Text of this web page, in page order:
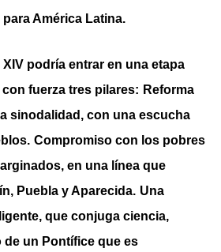
América Latina.
podría entrar en una etapa
fuerza tres pilares: Reforma
sinodalidad, con una escucha
Compromiso con los pobres
en una línea que
Puebla y Aparecida. Una
que conjuga ciencia,
de un Pontífice que es